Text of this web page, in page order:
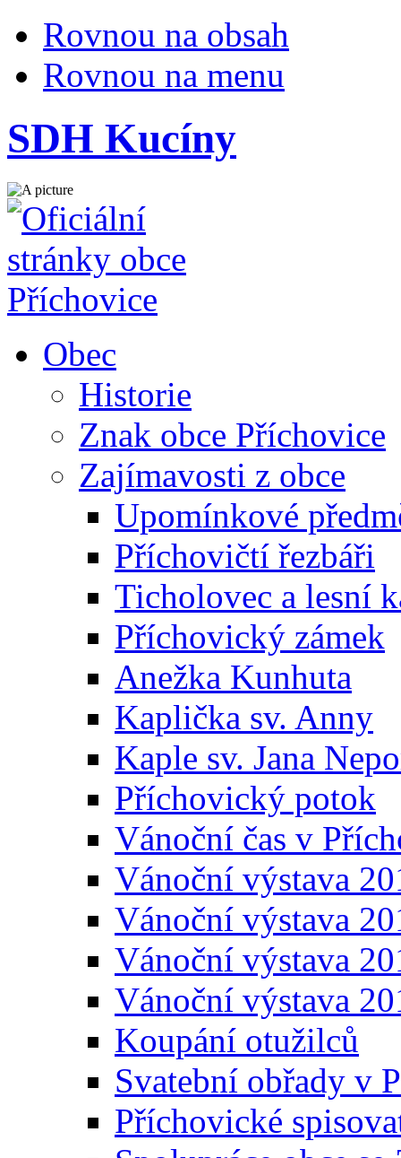
Rovnou na obsah
Rovnou na menu
SDH Kucíny
Obec
Historie
Znak obce Příchovice
Zajímavosti z obce
Upomínkové
Příchovičtí řezbáři
Ticholovec a lesní
Příchovický zámek
Anežka Kunhuta
Kaplička sv. Anny
Kaple sv. Jana
Příchovický potok
Vánoční čas v
Vánoční výstava
Vánoční výstava
Vánoční výstava
Vánoční výstava
Koupání otužilců
Svatební obřady v
Příchovické